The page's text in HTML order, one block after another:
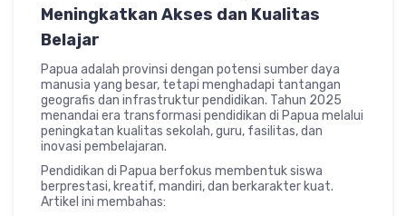
Meningkatkan Akses dan Kualitas
Belajar
Papua adalah provinsi dengan potensi sumber daya
manusia yang besar, tetapi menghadapi tantangan
geografis dan infrastruktur pendidikan. Tahun 2025
menandai era transformasi pendidikan di Papua melalui
peningkatan kualitas sekolah, guru, fasilitas, dan
inovasi pembelajaran.
Pendidikan di Papua berfokus membentuk siswa
berprestasi, kreatif, mandiri, dan berkarakter kuat.
Artikel ini membahas: